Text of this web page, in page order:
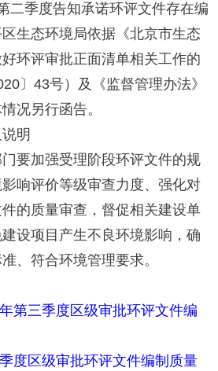
季度告知承诺环评文件存在编
生态环境局依据《北京市生态
环评审批正面清单相关工作的
〕43号）及《监督管理办法》
况另行函告。
明
加强受理阶段环评文件的规
响评价等级审查力度、强化对
的质量审查，督促相关建设单
设项目产生不良环境影响，确
、符合环境管理要求。
第三季度区级审批环评文件编
度区级审批环评文件编制质量